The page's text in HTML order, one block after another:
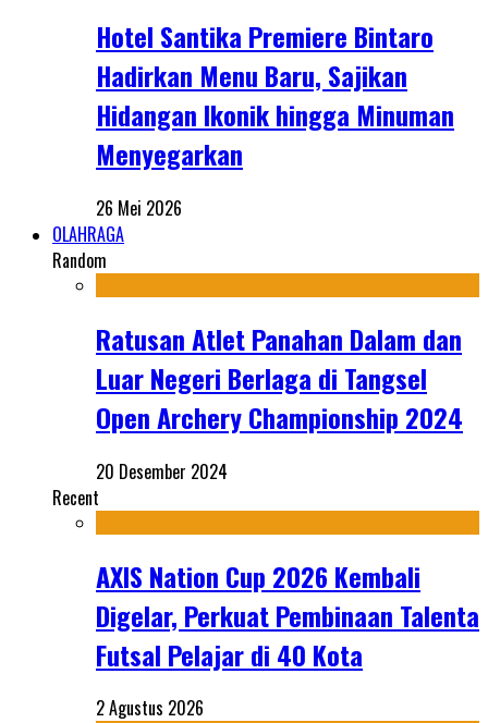
Hotel Santika Premiere Bintaro
Hadirkan Menu Baru, Sajikan
Hidangan Ikonik hingga Minuman
Menyegarkan
26 Mei 2026
OLAHRAGA
Random
Ratusan Atlet Panahan Dalam dan
Luar Negeri Berlaga di Tangsel
Open Archery Championship 2024
20 Desember 2024
Recent
AXIS Nation Cup 2026 Kembali
Digelar, Perkuat Pembinaan Talenta
Futsal Pelajar di 40 Kota
2 Agustus 2026